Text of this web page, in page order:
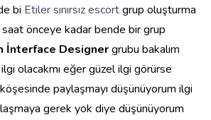
bi Etiler sınırsız escortgrup oluşturma
saat önceye kadar bende bir grup
İnterface Designergrubu bakalım
olacakmı eğer güzel ilgi görürse
paylaşmayı düşünüyorum ilgi
gerek yok diye düşünüyorum